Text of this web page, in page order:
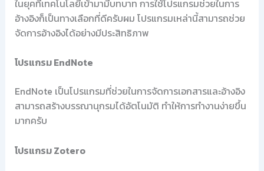
ในยุคที่เทคโนโลยีเข้ามามีบทบาท การใช้โปรแกรมช่วยในการ
อ้างอิงก็เป็นทางเลือกที่ดีครับผม โปรแกรมเหล่านี้สามารถช่วย
จัดการอ้างอิงได้อย่างมีประสิทธิภาพ
โปรแกรม EndNote
EndNote เป็นโปรแกรมที่ช่วยในการจัดการเอกสารและอ้างอิง
สามารถสร้างบรรณานุกรมได้อัตโนมัติ ทำให้การทำงานง่ายขึ้น
มากครับ
โปรแกรม Zotero